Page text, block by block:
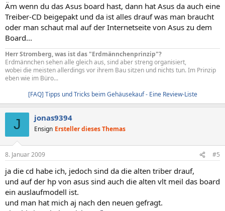
Äm wenn du das Asus board hast, dann hat Asus da auch eine
Treiber-CD beigepakt und da ist alles drauf was man braucht
oder man schaut mal auf der Internetseite von Asus zu dem
Board...
Herr Stromberg, was ist das "Erdmännchenprinzip"?
Erdmännchen sehen alle gleich aus, sind aber streng organisiert,
wobei die meisten allerdings vor ihrem Bau sitzen und nichts tun. Im Prinzip
eben wie im Büro...
[FAQ] Tipps und Tricks beim Gehäusekauf - Eine Review-Liste
J jonas9394
Ensign Ersteller dieses Themas
8. Januar 2009 #5
ja die cd habe ich, jedoch sind da die alten triber drauf,
und auf der hp von asus sind auch die alten vlt meil das board
ein auslaufmodell ist.
und man hat mich aj nach den neuen gefragt.